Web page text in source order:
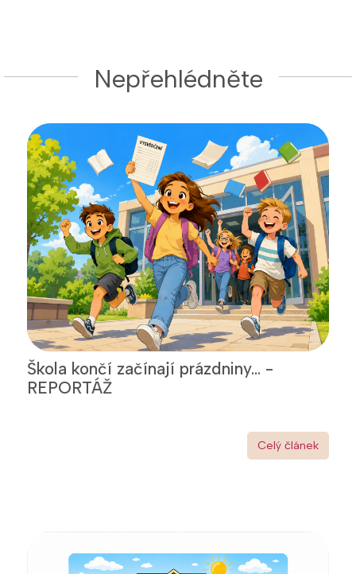
Nepřehlédněte
Škola končí začínají prázdniny... -
REPORTÁŽ
Celý článek